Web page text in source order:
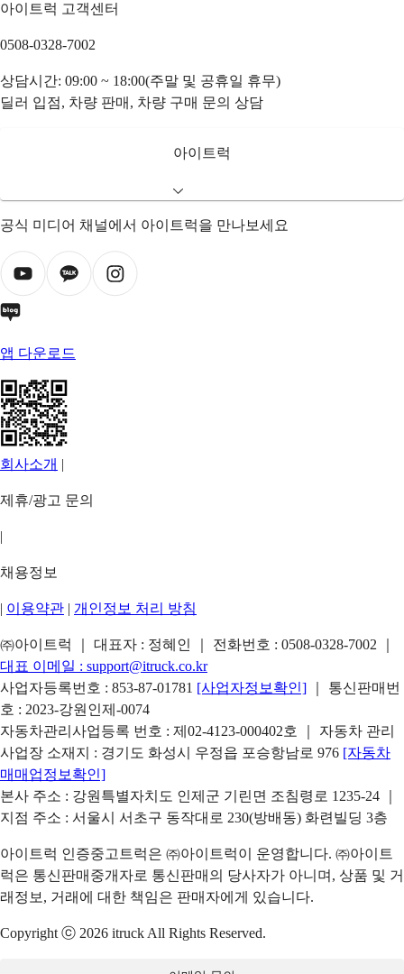
아이트럭 고객센터
0508-0328-7002
상담시간: 09:00 ~ 18:00(주말 및 공휴일 휴무)
딜러 입점, 차량 판매, 차량 구매 문의 상담
아이트럭
공식 미디어 채널에서 아이트럭을 만나보세요
앱 다운로드
회사소개 |
제휴/광고 문의
|
채용정보
| 이용약관 | 개인정보 처리 방침
㈜아이트럭 ｜ 대표자 : 정혜인 ｜ 전화번호 : 0508-0328-7002
대표 이메일 : support@itruck.co.kr
사업자등록번호 : 853-87-01781 [사업자정보확인]
｜ 통신판매번
호 : 2023-강원인제-0074
자동차관리사업등록 번호 : 제02-4123-000402호 ｜ 자동차 관리
사업장 소재지 : 경기도 화성시 우정읍 포승항남로 976 [자동차
매매업정보확인]
본사 주소 : 강원특별자치도 인제군 기린면 조침령로 1235-24 ｜
지점 주소 : 서울시 서초구 동작대로 230(방배동) 화련빌딩 3층
아이트럭 인증중고트럭은 ㈜아이트럭이 운영합니다. ㈜아이트
럭은 통신판매중개자로 통신판매의 당사자가 아니며, 상품 및 거
래정보, 거래에 대한 책임은 판매자에게 있습니다.
Copyright ⓒ 2026 itruck All Rights Reserved.